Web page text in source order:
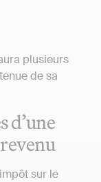
plusieurs
de sa
d’une
sur le